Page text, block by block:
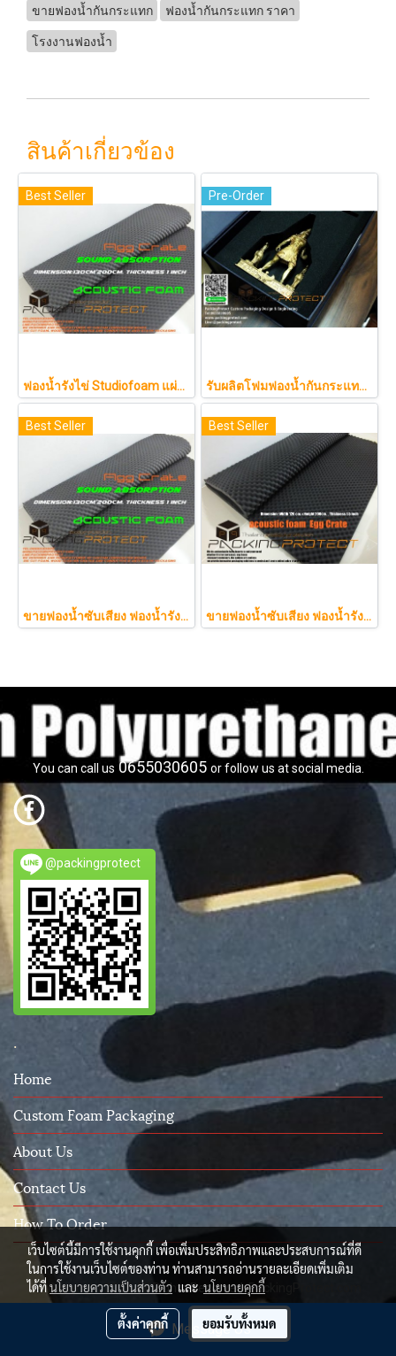
Message Us
ขายฟองน้ำกันกระแทก ฟองน้ำกันกระแทก ราคา
โรงงานฟองน้ำ
สินค้าเกี่ยวข้อง
Best Seller
ฟองน้ำรังไข่ Studiofoam แผ่นซับเสียงห้อง แผ่นซับเสียงรังไข่ แผ่นซับเสียงรังไข่ Acoustic foam สีเทาดำขนาดใหญ่ 125*200ซม.หนา1นิ้วราคา290บาท
Pre-Order
รับผลิตโฟมฟองน้ำกันกระแทกรับออกแบบบรรจุภัณฑ์โมเดล art toy ต่างๆ
Best Seller
ขายฟองน้ำซับเสียง ฟองน้ำรังไข่ แผ่นซับเสียงห้อง ราคาถูกฟองน้ำรังไข่ แผ่นซับเสียงรังไข่ แผ่นซับเสียงรังไข่ Acoustic foam สีเ
Best Seller
ขายฟองน้ำซับเสียง ฟองน้ำรังไข่ แผ่นซับเสียงห้อง ราคาถูกฟองน้ำรังไข่ แผ่นซับเสียงรังไข่ แผ่นซับเสียงรังไข่ Acoustic foam สีเทาดำขนาดใหญ่ 130*200ซม.หนา1.5นิ้วราคา350บาท(copy)
You can call us 0655030605 or follow us at social media.
@packingprotect
.
Home
Custom Foam Packaging
About Us
Contact Us
How To Order
© Copyright 2015 All Rights Reserved. PackingProtect.com
ผู้เข้าชมวันนี้ 328
เว็บไซต์นี้มีการใช้งานคุกกี้ เพื่อเพิ่มประสิทธิภาพและประสบการณ์ที่ดี
ในการใช้งานเว็บไซต์ของท่าน ท่านสามารถอ่านรายละเอียดเพิ่มเติม
ได้ที่นโยบายความเป็นส่วนตัว และ นโยบายคุกกี้
ตั้งค่าคุกกี้ ยอมรับทั้งหมด